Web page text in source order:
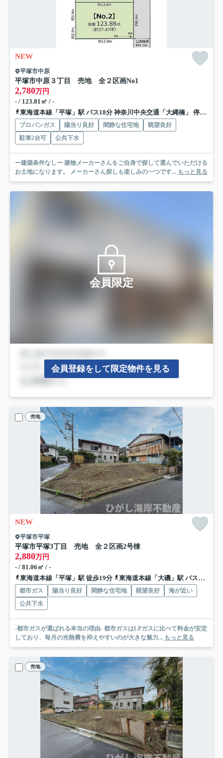
NEW
平塚市中原
平塚市中原３丁目 売地 全２区画No1
2,780万円
- / 123.81㎡ / -
東海道本線「平塚」駅 バス18分 神奈川中央交通「大縄橋」 停歩6分
プロパンガス 陽当り良好 閑静な住宅地
眺望良好
駐車2台可
公共下水
ー建築条件なしー 建物メーカーさんをご自身で探して選んでいただける
お土地になります。 メーカーさん探しも楽しみの一つです... もっと見る
会員限定
会員登録をして限定物件を見る
売地
NEW
平塚市平塚
平塚市平塚3丁目 売地 全２区画2号棟
2,880万円
- / 81.06㎡ / -
東海道本線「平塚」駅 徒歩19分
東海道本線「大磯」駅 バス11分 神奈川中央交通「古花水」 停歩4分
都市ガス 陽当り良好 閑静な住宅地 眺望良好
海が近い
公共下水
-都市ガスが選ばれる本当の理由- 都市ガスはLPガスに比べて料金が安定
しており、毎月の光熱費を抑えやすいのが大きな魅力... もっと見る
売地